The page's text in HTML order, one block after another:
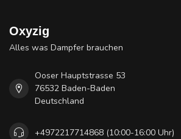
Oxyzig
Alles was Dampfer brauchen
Ooser Hauptstrasse 53
76532 Baden-Baden
Deutschland
+4972217714868 (10:00-16:00 Uhr)